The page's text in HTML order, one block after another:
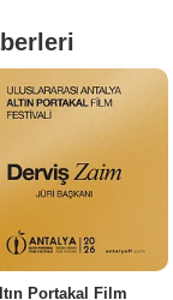
Portakal Film